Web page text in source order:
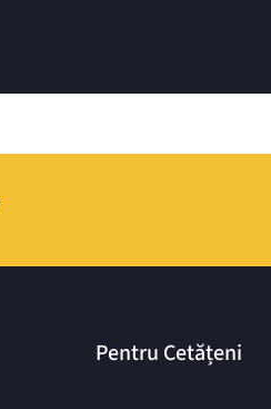
Pentru Cetățeni